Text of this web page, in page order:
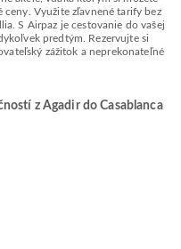
Využite zľavnené tarify bez
S Airpaz je cestovanie do vašej
predtým. Rezervujte si
zážitok a neprekonateľné
z Agadir do Casablanca